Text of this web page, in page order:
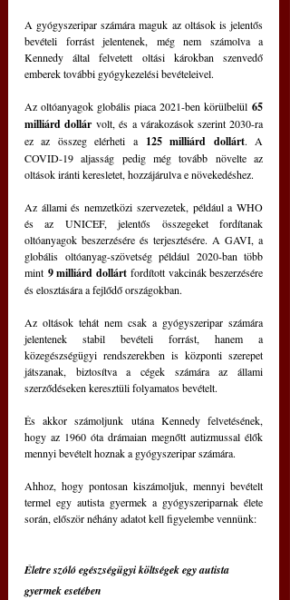
A gyógyszeripar számára maguk az oltások is jelentős
bevételi forrást jelentenek, még nem számolva a
Kennedy által felvetett oltási károkban szenvedő
emberek további gyógykezelési bevételeivel.
Az oltóanyagok globális piaca 2021-ben körülbelül 65
milliárd dollár volt, és a várakozások szerint 2030-ra
ez az összeg elérheti a 125 milliárd dollárt. A
COVID-19 aljasság pedig még tovább növelte az
oltások iránti keresletet, hozzájárulva e növekedéshez.
Az állami és nemzetközi szervezetek, például a WHO
és az UNICEF, jelentős összegeket fordítanak
oltóanyagok beszerzésére és terjesztésére. A GAVI, a
globális oltóanyag-szövetség például 2020-ban több
mint 9 milliárd dollárt fordított vakcinák beszerzésére
és elosztására a fejlődő országokban.
Az oltások tehát nem csak a gyógyszeripar számára
jelentenek stabil bevételi forrást, hanem a
közegészségügyi rendszerekben is központi szerepet
játszanak, biztosítva a cégek számára az állami
szerződéseken keresztüli folyamatos bevételt.
És akkor számoljunk utána Kennedy felvetésének,
hogy az 1960 óta drámaian megnőtt autizmussal élők
mennyi bevételt hoznak a gyógyszeripar számára.
Ahhoz, hogy pontosan kiszámoljuk, mennyi bevételt
termel egy autista gyermek a gyógyszeriparnak élete
során, először néhány adatot kell figyelembe vennünk:
Életre szóló egészségügyi költségek egy autista
gyermek esetében